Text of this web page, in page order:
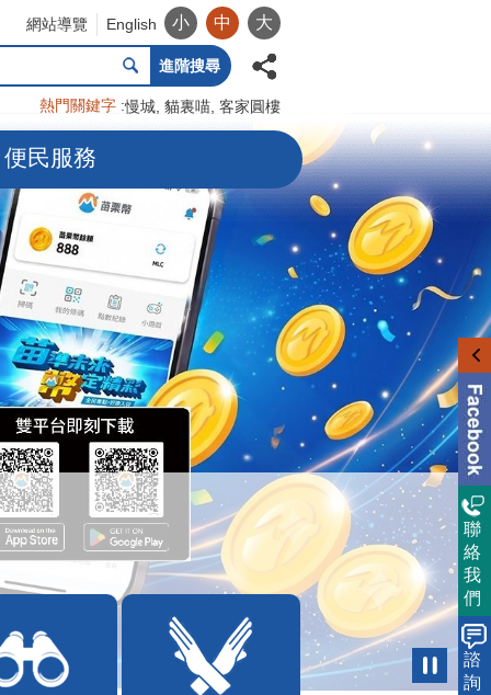
網站導覽 English 小 中 大
進階搜尋
熱門關鍵字 慢城 貓裏喵 客家圓樓
便民服務
聯
絡
我
們
諮
詢